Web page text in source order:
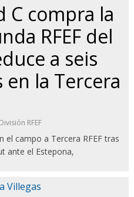
C compra la
RFEF del
a seis
en la Tercera
RFEF
el campo a Tercera RFEF tras
ante el Estepona,